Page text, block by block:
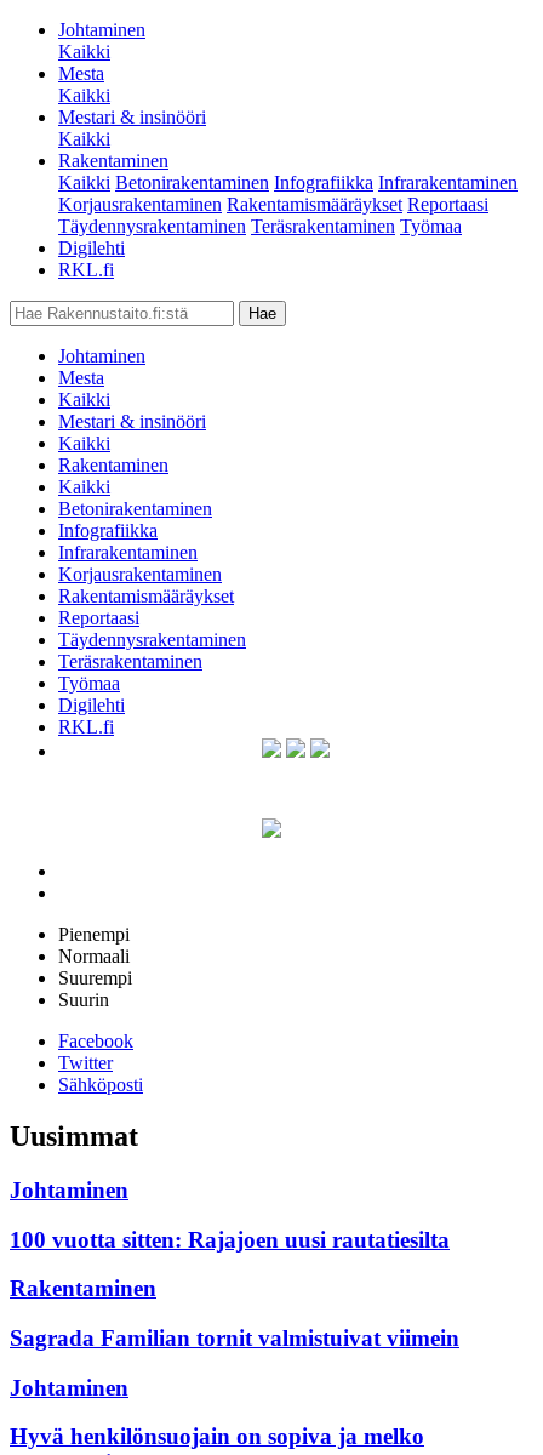
Johtaminen
Kaikki
Mesta
Kaikki
Mestari & insinööri
Kaikki
Rakentaminen
Kaikki Betonirakentaminen Infografiikka Infrarakentaminen
Korjausrakentaminen Rakentamismääräykset Reportaasi
Täydennysrakentaminen Teräsrakentaminen Työmaa
Digilehti
RKL.fi
Johtaminen
Mesta
Kaikki
Mestari & insinööri
Kaikki
Rakentaminen
Kaikki
Betonirakentaminen
Infografiikka
Infrarakentaminen
Korjausrakentaminen
Rakentamismääräykset
Reportaasi
Täydennysrakentaminen
Teräsrakentaminen
Työmaa
Digilehti
RKL.fi
Pienempi
Normaali
Suurempi
Suurin
Facebook
Twitter
Sähköposti
Uusimmat
Johtaminen
100 vuotta sitten: Rajajoen uusi rautatiesilta
Rakentaminen
Sagrada Familian tornit valmistuivat viimein
Johtaminen
Hyvä henkilönsuojain on sopiva ja melko